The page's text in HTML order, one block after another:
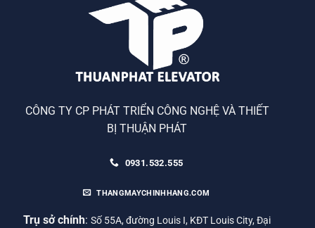
CÔNG TY CP PHÁT TRIỂN CÔNG NGHỆ VÀ THIẾT
BỊ THUẬN PHÁT
0931.532.555
THANGMAYCHINHHANG.COM
Trụ sở chính: Số 55A, đường Louis I, KĐT Louis City, Đại